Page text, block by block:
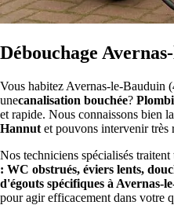
Débouchage
Vous habitez Avernas-le-Bauduin
unecanalisation bouchée?
et rapide. Nous connaissons bien la
Hannut et pouvons intervenir très
Nos techniciens spécialisés traitent
: WC obstrués, éviers lents,
d'égouts spécifiques à Avernas-
pour agir efficacement dans votre